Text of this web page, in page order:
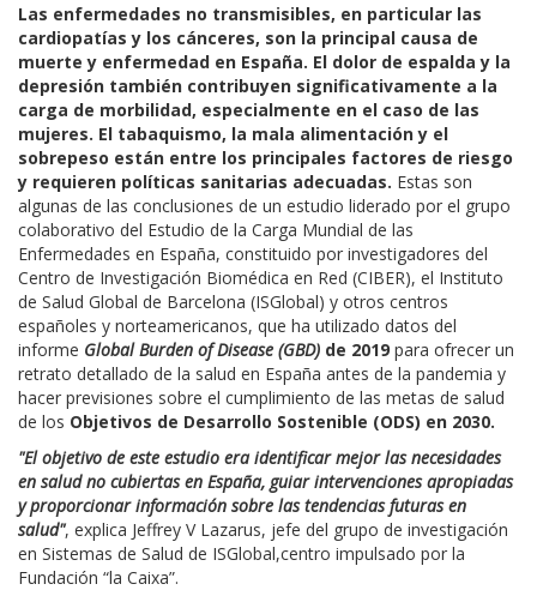
Las enfermedades no transmisibles, en particular las
cardiopatías y los cánceres, son la principal causa de
muerte y enfermedad en España. El dolor de espalda y la
depresión también contribuyen significativamente a la
carga de morbilidad, especialmente en el caso de las
mujeres. El tabaquismo, la mala alimentación y el
sobrepeso están entre los principales factores de riesgo
y requieren políticas sanitarias adecuadas. Estas son
algunas de las conclusiones de un estudio liderado por el grupo
colaborativo del Estudio de la Carga Mundial de las
Enfermedades en España, constituido por investigadores del
Centro de Investigación Biomédica en Red (CIBER), el Instituto
de Salud Global de Barcelona (ISGlobal) y otros centros
españoles y norteamericanos, que ha utilizado datos del
informe Global Burden of Disease (GBD) de 2019 para ofrecer un
retrato detallado de la salud en España antes de la pandemia y
hacer previsiones sobre el cumplimiento de las metas de salud
de los Objetivos de Desarrollo Sostenible (ODS) en 2030.
"El objetivo de este estudio era identificar mejor las necesidades
en salud no cubiertas en España, guiar intervenciones apropiadas
y proporcionar información sobre las tendencias futuras en
salud", explica Jeffrey V Lazarus, jefe del grupo de investigación
en Sistemas de Salud de ISGlobal,centro impulsado por la
Fundación “la Caixa”.